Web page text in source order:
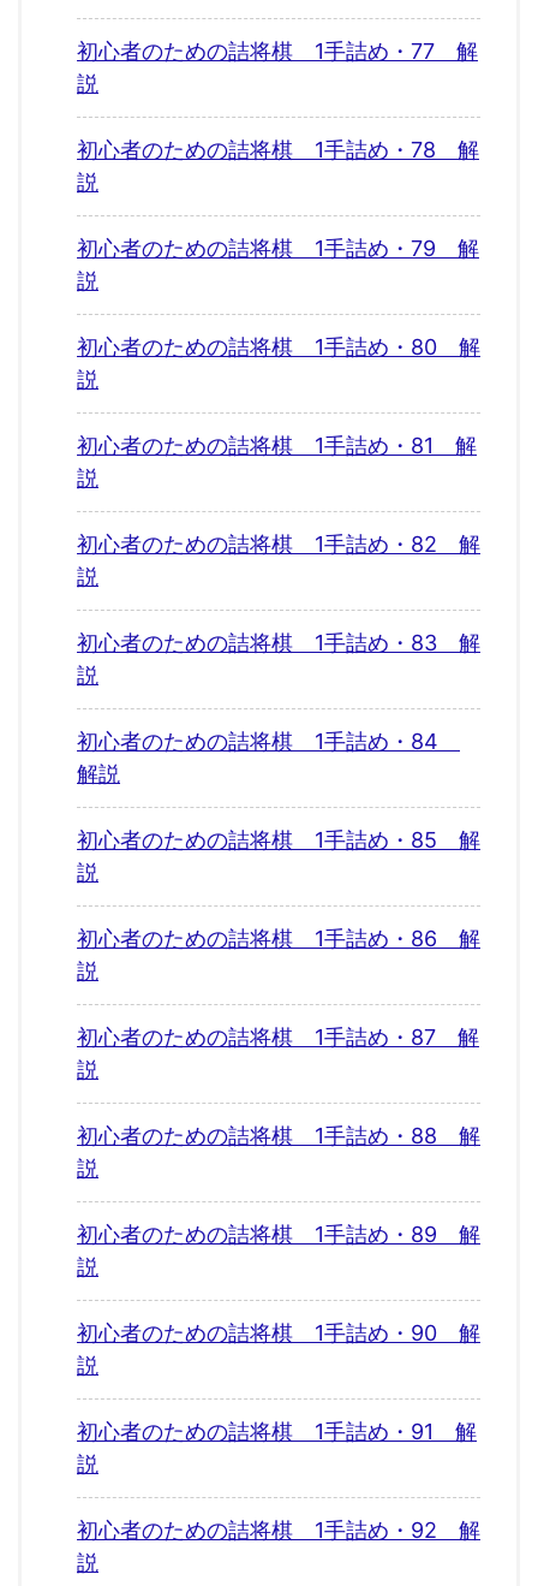
初心者のための詰将棋 1手詰め・77 解
説
初心者のための詰将棋 1手詰め・78 解
説
初心者のための詰将棋 1手詰め・79 解
説
初心者のための詰将棋 1手詰め・80 解
説
初心者のための詰将棋 1手詰め・81 解
説
初心者のための詰将棋 1手詰め・82 解
説
初心者のための詰将棋 1手詰め・83 解
説
初心者のための詰将棋 1手詰め・84
解説
初心者のための詰将棋 1手詰め・85 解
説
初心者のための詰将棋 1手詰め・86 解
説
初心者のための詰将棋 1手詰め・87 解
説
初心者のための詰将棋 1手詰め・88 解
説
初心者のための詰将棋 1手詰め・89 解
説
初心者のための詰将棋 1手詰め・90 解
説
初心者のための詰将棋 1手詰め・91 解
説
初心者のための詰将棋 1手詰め・92 解
説